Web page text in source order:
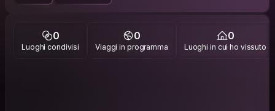
0
Luoghi condivisi
0
Viaggi in programma
0
Luoghi in cui ho vissuto